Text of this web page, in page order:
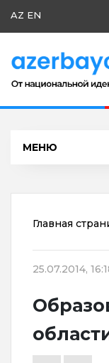
AZ EN
МЕНЮ
Главная
25.07.2014,